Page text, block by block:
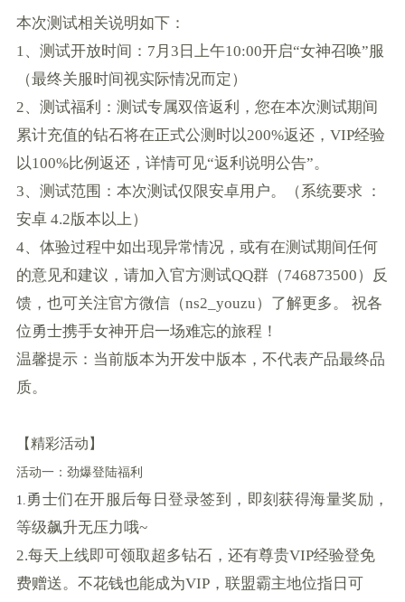
本次测试相关说明如下：
1、测试开放时间：7月3日上午10:00开启“女神召唤”服
（最终关服时间视实际情况而定）
2、测试福利：测试专属双倍返利，您在本次测试期间
累计充值的钻石将在正式公测时以200%返还，VIP经验
以100%比例返还，详情可见“返利说明公告”。
3、测试范围：本次测试仅限安卓用户。（系统要求 ：
安卓 4.2版本以上）
4、体验过程中如出现异常情况，或有在测试期间任何
的意见和建议，请加入官方测试QQ群（746873500）反
馈，也可关注官方微信（ns2_youzu）了解更多。 祝各
位勇士携手女神开启一场难忘的旅程！
温馨提示：当前版本为开发中版本，不代表产品最终品
质。
【精彩活动】
活动一：劲爆登陆福利
1. 勇士们在开服后每日登录签到，即刻获得海量奖励，
等级飙升无压力哦~
2.每天上线即可领取超多钻石，还有尊贵VIP经验登免
费赠送。不花钱也能成为VIP，联盟霸主地位指日可